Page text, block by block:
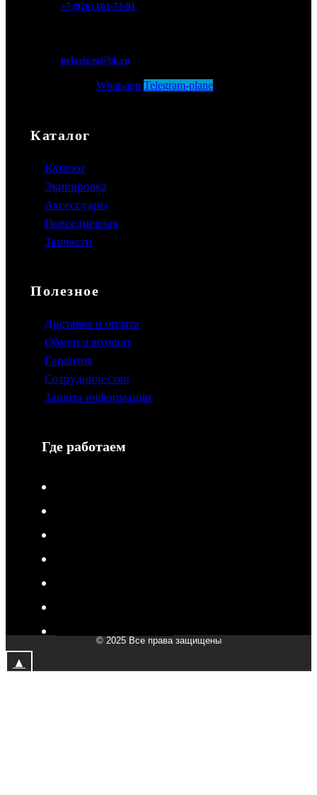
+7 (926) 101-73-91
polaris-m@bk.ru
Whatsapp Telegram-plane
Каталог
Каталог
Экипировка
Аксессуары
Повседневная
Запчасти
Полезное
Доставка и оплата
Обмен и возврат
Гарантия
Сотрудничество
Защита информации
Где работаем
© 2025 Все права защищены
▲